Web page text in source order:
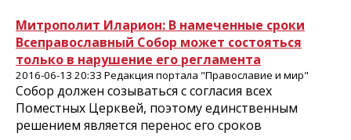
Митрополит Иларион: В намеченные сроки
Всеправославный Собор может состояться
только в нарушение его регламента
2016-06-13 20:33 Редакция портала "Православие и мир"
Собор должен созываться с согласия всех
Поместных Церквей, поэтому единственным
решением является перенос его сроков